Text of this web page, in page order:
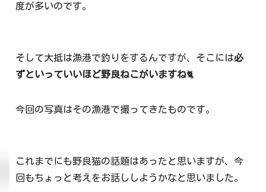
度が多いのです。
そして大抵は漁港で釣りをするんですが、そこには必
ずといっていいほど野良ねこがいますね🐈
今回の写真はその漁港で撮ってきたものです。
これまでにも野良猫の話題はあったと思いますが、今
回もちょっと考えをお話ししようかなと思いました。